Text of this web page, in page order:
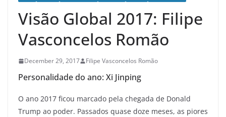
Visão Global 2017: Filipe
Vasconcelos Romão
December 29, 2017 Filipe Vasconcelos Romão
Personalidade do ano: Xi Jinping
O ano 2017 ficou marcado pela chegada de Donald
Trump ao poder. Passados quase doze meses, as piores